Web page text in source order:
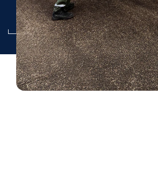
Mentions légalesDéclaration d’accessibilité
Cookies